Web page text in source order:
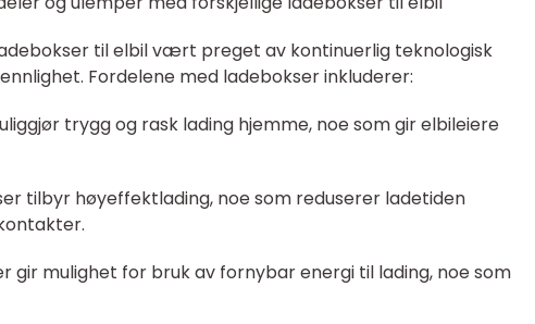
til elbil vært preget av kontinuerlig teknologisk
Fordelene med ladebokser inkluderer:
trygg og rask lading hjemme, noe som gir elbileiere
tilbyr høyeffektlading, noe som reduserer ladetiden
gir mulighet for bruk av fornybar energi til lading, noe som